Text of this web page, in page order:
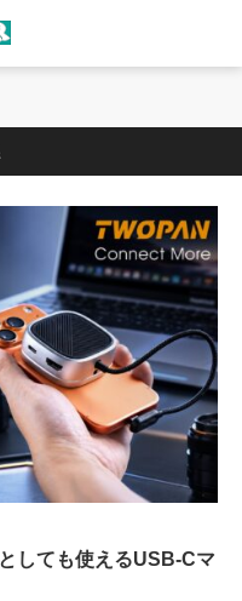
しても使えるUSB-Cマ